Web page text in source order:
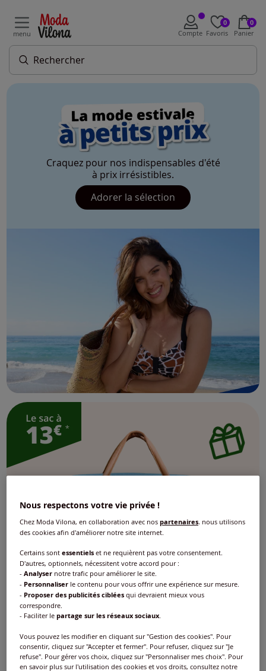
menu Compte
0
Favoris
0
Panier
Craquez pour nos indispensables d'été
à prix irrésistibles.
Adorer la sélection
Nous respectons votre vie privée !
Chez Moda Vilona, en collaboration avec nospartenaires, nous utilisons
des cookies afin d'améliorer notre site internet.
Certains sontessentiels et ne requièrent pas votre consentement.
D'autres, optionnels, nécessitent votre accord pour :
-Analyser notre trafic pour améliorer le site.
- Personnaliser le contenu pour vous offrir une expérience sur mesure.
- Proposer des publicités ciblées qui devraient mieux vous
correspondre.
- Faciliter lepartage sur les réseaux sociaux.
Vous pouvez les modifier en cliquant sur "Gestion des cookies". Pour
consentir, cliquez sur "Accepter et fermer". Pour refuser, cliquez sur "Je
refuse". Pour gérer vos choix, cliquez sur "Personnaliser mes choix". Pour
en savoir plus sur l'utilisation des cookies et vos droits, consultez notre